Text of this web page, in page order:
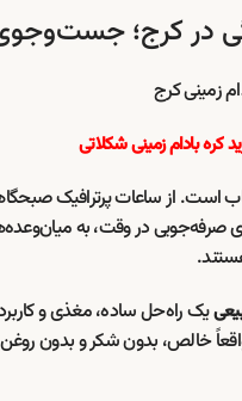
در کرج؛
کره بادام زمینی شکلاتی
است. از ساعات پرترافیک
صرفه‌جویی در وقت، به
یک راه‌حل ساده، مغذی و
خالص، بدون شکر و بدون